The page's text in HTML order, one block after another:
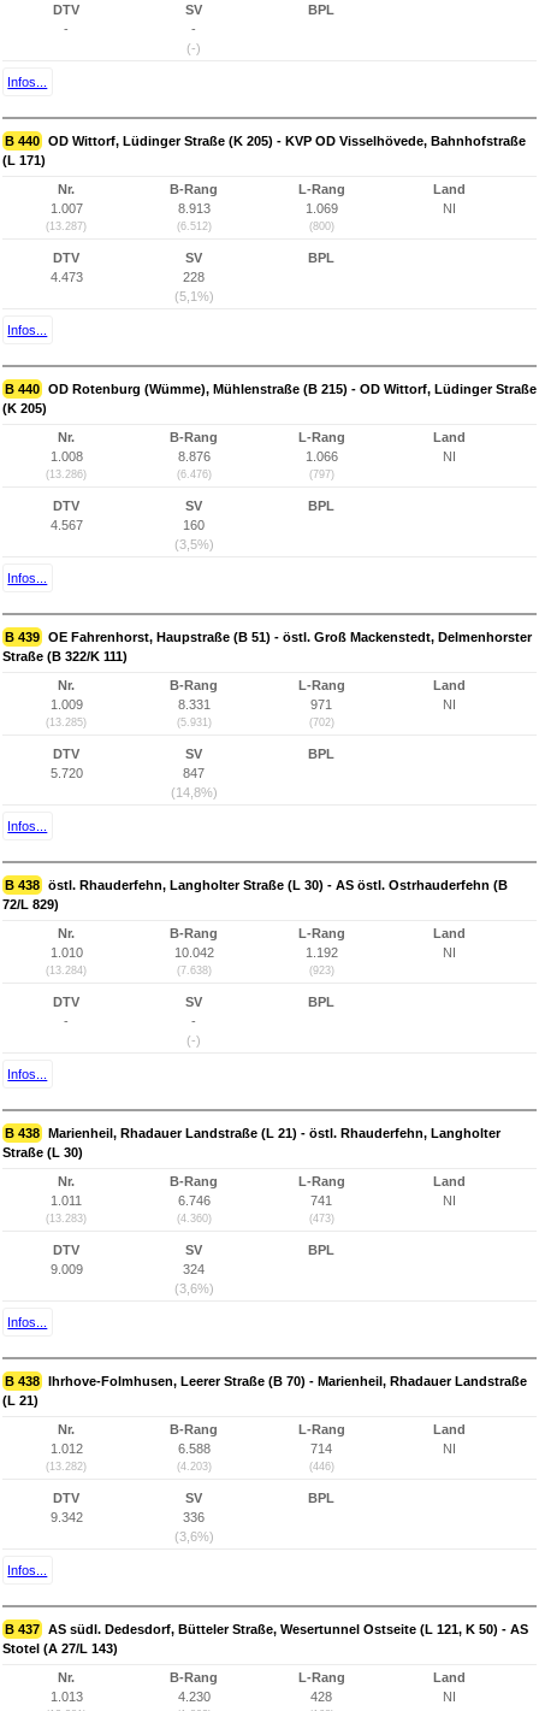
DTV
-
SV
-
(-)
BPL
Infos...
B 440 OD Wittorf, Lüdinger Straße (K 205) - KVP OD Visselhövede, Bahnhofstraße
(L 171)
Nr.
1.007
(13.287)
B-Rang
8.913
(6.512)
L-Rang
1.069
(800)
Land
NI
DTV
4.473
SV
228
(5,1%)
BPL
Infos...
B 440 OD Rotenburg (Wümme), Mühlenstraße (B 215) - OD Wittorf, Lüdinger Straße
(K 205)
Nr.
1.008
(13.286)
B-Rang
8.876
(6.476)
L-Rang
1.066
(797)
Land
NI
DTV
4.567
SV
160
(3,5%)
BPL
Infos...
B 439 OE Fahrenhorst, Haupstraße (B 51) - östl. Groß Mackenstedt, Delmenhorster
Straße (B 322/K 111)
Nr.
1.009
(13.285)
B-Rang
8.331
(5.931)
L-Rang
971
(702)
Land
NI
DTV
5.720
SV
847
(14,8%)
BPL
Infos...
B 438 östl. Rhauderfehn, Langholter Straße (L 30) - AS östl. Ostrhauderfehn (B
72/L 829)
Nr.
1.010
(13.284)
B-Rang
10.042
(7.638)
L-Rang
1.192
(923)
Land
NI
DTV
-
SV
-
(-)
BPL
Infos...
B 438 Marienheil, Rhadauer Landstraße (L 21) - östl. Rhauderfehn, Langholter
Straße (L 30)
Nr.
1.011
(13.283)
B-Rang
6.746
(4.360)
L-Rang
741
(473)
Land
NI
DTV
9.009
SV
324
(3,6%)
BPL
Infos...
B 438 Ihrhove-Folmhusen, Leerer Straße (B 70) - Marienheil, Rhadauer Landstraße
(L 21)
Nr.
1.012
(13.282)
B-Rang
6.588
(4.203)
L-Rang
714
(446)
Land
NI
DTV
9.342
SV
336
(3,6%)
BPL
Infos...
B 437 AS südl. Dedesdorf, Bütteler Straße, Wesertunnel Ostseite (L 121, K 50) - AS
Stotel (A 27/L 143)
Nr.
1.013
B-Rang
4.230
L-Rang
428
Land
NI